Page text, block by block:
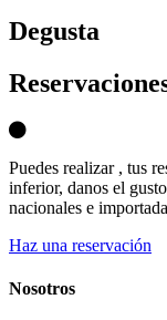
Degusta
Puedes realizar , tus
inferior, danos el
nacionales e
Haz una reservación
Nosotros